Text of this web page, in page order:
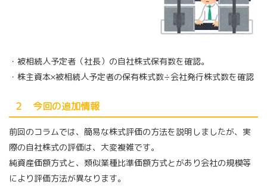
・被相続人予定者（社長）の自社株式保有数を確認。
・株主資本×被相続人予定者の保有株式数÷会社発行株式数を確認
２ 今回の追加情報
前回のコラムでは、簡易な株式評価の方法を説明しましたが、実
際の自社株式の評価は、大変複雑です。
純資産価額方式と、類似業種比準価額方式とがあり会社の規模等
により評価方法が異なります。